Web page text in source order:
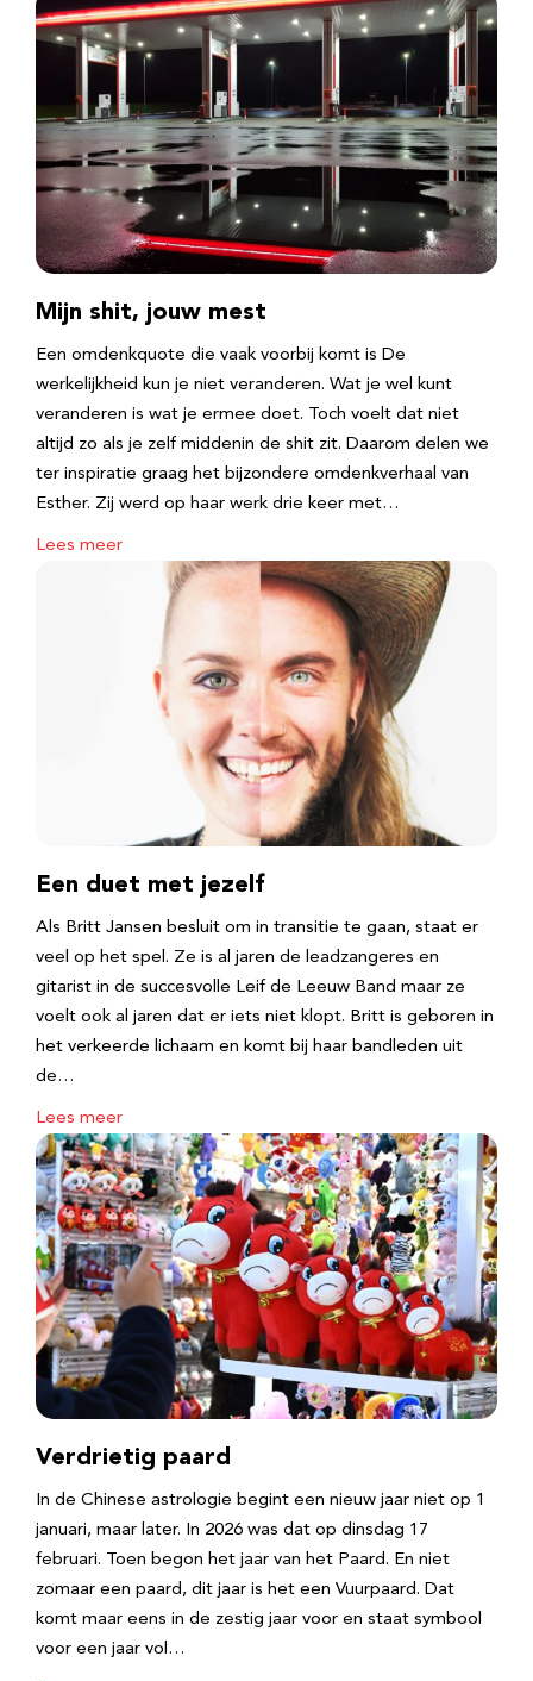
Mijn shit, jouw mest
Een omdenkquote die vaak voorbij komt is De
werkelijkheid kun je niet veranderen. Wat je wel kunt
veranderen is wat je ermee doet. Toch voelt dat niet
altijd zo als je zelf middenin de shit zit. Daarom delen we
ter inspiratie graag het bijzondere omdenkverhaal van
Esther. Zij werd op haar werk drie keer met…
Lees meer
Een duet met jezelf
Als Britt Jansen besluit om in transitie te gaan, staat er
veel op het spel. Ze is al jaren de leadzangeres en
gitarist in de succesvolle Leif de Leeuw Band maar ze
voelt ook al jaren dat er iets niet klopt. Britt is geboren in
het verkeerde lichaam en komt bij haar bandleden uit
de…
Lees meer
Verdrietig paard
In de Chinese astrologie begint een nieuw jaar niet op 1
januari, maar later. In 2026 was dat op dinsdag 17
februari. Toen begon het jaar van het Paard. En niet
zomaar een paard, dit jaar is het een Vuurpaard. Dat
komt maar eens in de zestig jaar voor en staat symbool
voor een jaar vol…